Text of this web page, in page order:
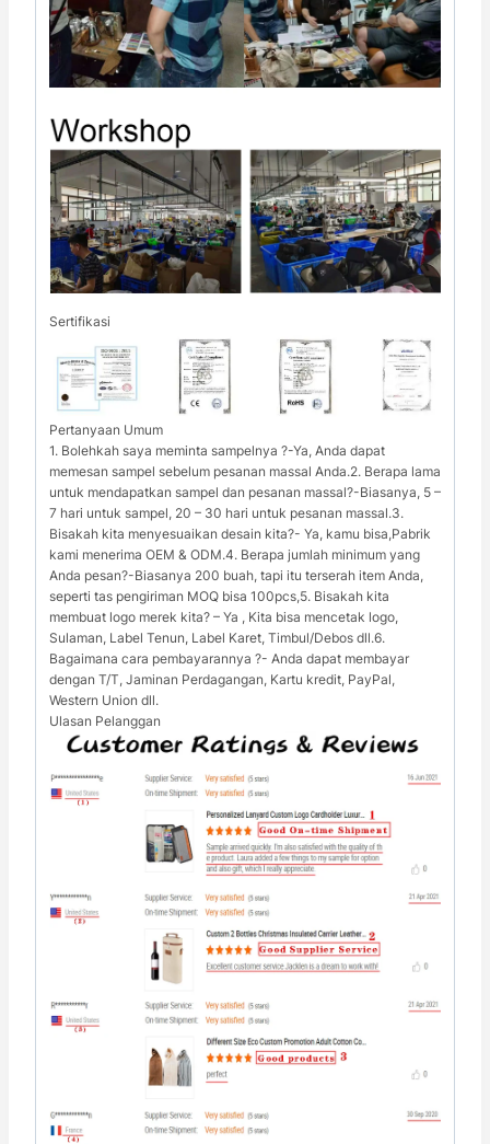
Sertifikasi
Pertanyaan Umum
1. Bolehkah saya meminta sampelnya ?-Ya, Anda dapat
memesan sampel sebelum pesanan massal Anda.2. Berapa lama
untuk mendapatkan sampel dan pesanan massal?-Biasanya, 5 –
7 hari untuk sampel, 20 – 30 hari untuk pesanan massal.3.
Bisakah kita menyesuaikan desain kita?- Ya, kamu bisa,Pabrik
kami menerima OEM & ODM.4. Berapa jumlah minimum yang
Anda pesan?-Biasanya 200 buah, tapi itu terserah item Anda,
seperti tas pengiriman MOQ bisa 100pcs,5. Bisakah kita
membuat logo merek kita? – Ya , Kita bisa mencetak logo,
Sulaman, Label Tenun, Label Karet, Timbul/Debos dll.6.
Bagaimana cara pembayarannya ?- Anda dapat membayar
dengan T/T, Jaminan Perdagangan, Kartu kredit, PayPal,
Western Union dll.
Ulasan Pelanggan